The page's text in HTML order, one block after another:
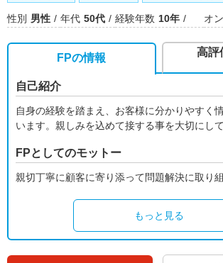
性別 男性 年代 50代 経験年数 10年 オ
FPの情報
自己紹介
自身の経験を踏まえ、お客様に分かりやすく
います。親しみを込めて接する事を大切にして
FPとしてのモットー
親切丁寧に顧客に寄り添って問題解決に取り
もっと見る
高評